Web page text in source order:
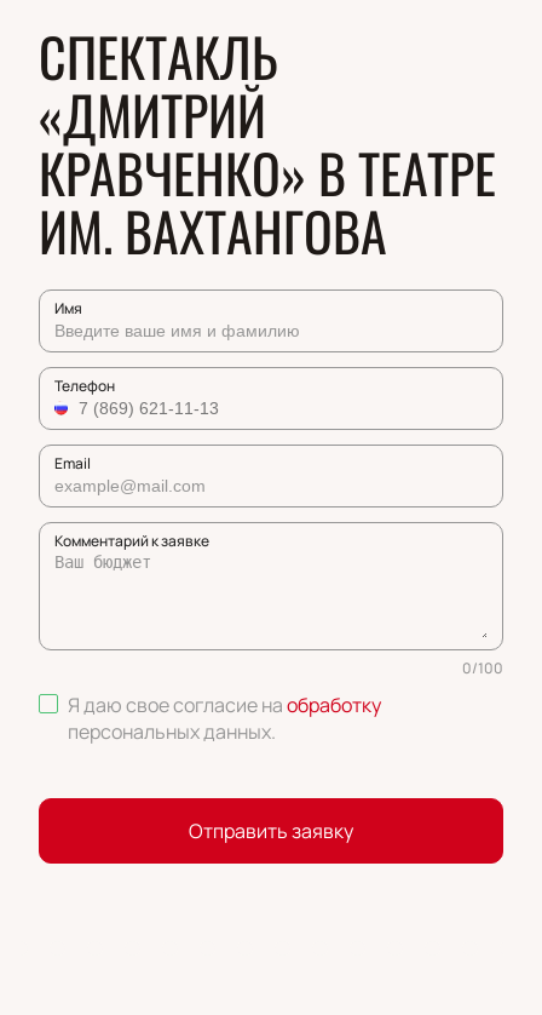
СПЕКТАКЛЬ
«ДМИТРИЙ
КРАВЧЕНКО» В ТЕАТРЕ
ИМ. ВАХТАНГОВА
Имя
Телефон
Email
Комментарий к заявке
0/100
Я даю свое согласие наобработку
персональных данных.
Отправить заявку